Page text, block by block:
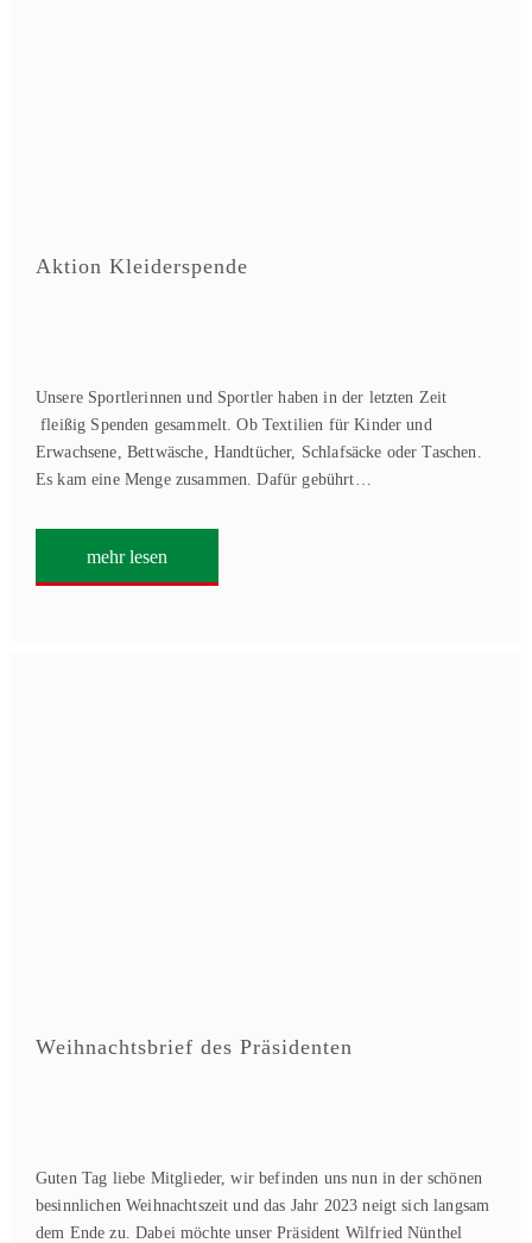
Aktion Kleiderspende
Unsere Sportlerinnen und Sportler haben in der letzten Zeit
fleißig Spenden gesammelt. Ob Textilien für Kinder und
Erwachsene, Bettwäsche, Handtücher, Schlafsäcke oder Taschen.
Es kam eine Menge zusammen. Dafür gebührt…
mehr lesen
Weihnachtsbrief des Präsidenten
Guten Tag liebe Mitglieder, wir befinden uns nun in der schönen
besinnlichen Weihnachtszeit und das Jahr 2023 neigt sich langsam
dem Ende zu. Dabei möchte unser Präsident Wilfried Nünthel